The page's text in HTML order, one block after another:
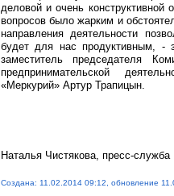
деловой и очень конструктивной
вопросов было жарким и
направления деятельности
будет для нас продуктивным, -
заместитель председателя
предпринимательской
«Меркурий» Артур Трапицын.
Наталья Чистякова, пресс-
Создана: 11.02.2014 09:12, обновление